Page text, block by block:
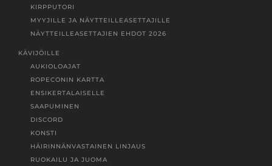
KIRPPUTORI
MYYJILLE JA NÄYTTEILLEASETTAJILLE
NÄYTTEILLEASETTAJIEN EHDOT 2026
KÄVIJÖILLE
AUKIOLOAJAT
ROPECONIN KARTTA
ENSIKERTALAISELLE
SAAPUMINEN
DISCORD
KONSTI
HÄIRINNÄNVASTAINEN LINJAUS
RUOKAILU JA JUOMA